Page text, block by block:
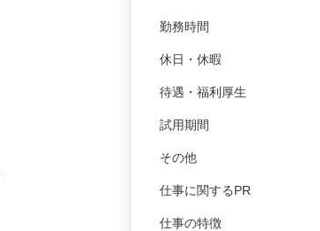
勤務時間
休日・休暇
待遇・福利厚生
試用期間
その他
仕事に関するPR
仕事の特徴